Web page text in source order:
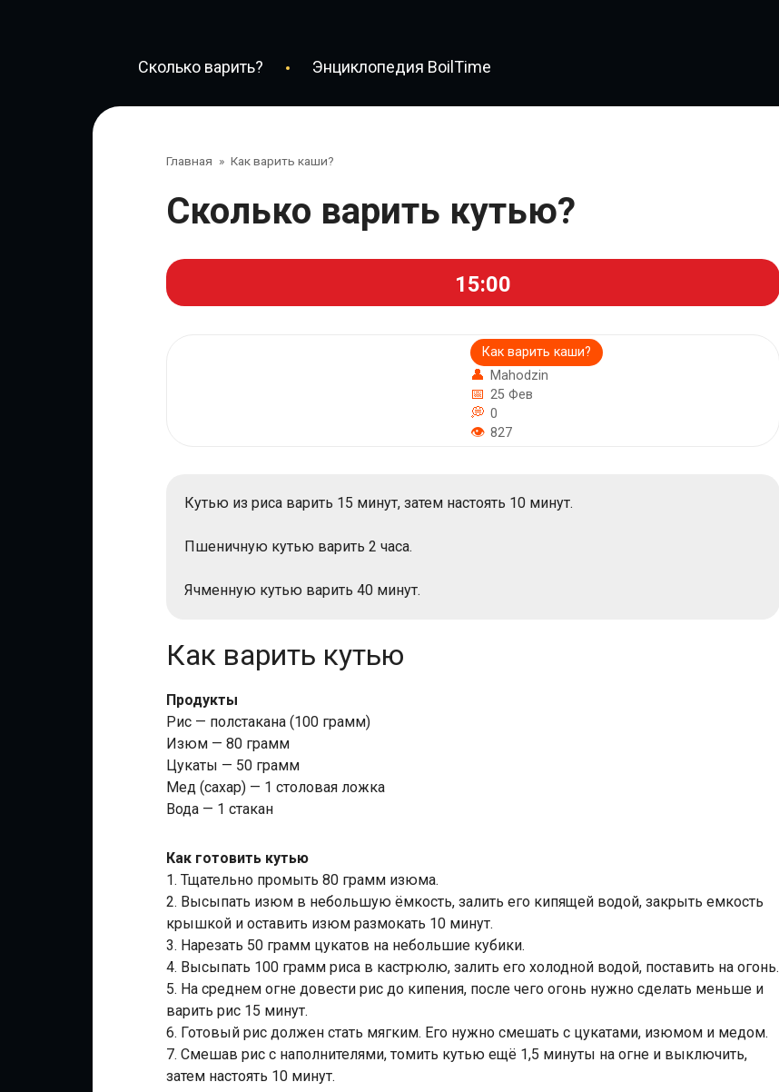
Сколько варить? Энциклопедия BoilTime
Главная » Как варить каши?
Сколько варить кутью?
15:00
Как варить каши?
Mahodzin
25 Фев
0
827
Кутью из риса варить 15 минут, затем настоять 10 минут.
Пшеничную кутью варить 2 часа.
Ячменную кутью варить 40 минут.
Как варить кутью
Продукты
Рис — полстакана (100 грамм)
Изюм — 80 грамм
Цукаты — 50 грамм
Мед (сахар) — 1 столовая ложка
Вода — 1 стакан
Как готовить кутью
1. Тщательно промыть 80 грамм изюма.
2. Высыпать изюм в небольшую ёмкость, залить его кипящей водой, закрыть емкость
крышкой и оставить изюм размокать 10 минут.
3. Нарезать 50 грамм цукатов на небольшие кубики.
4. Высыпать 100 грамм риса в кастрюлю, залить его холодной водой, поставить на огонь.
5. На среднем огне довести рис до кипения, после чего огонь нужно сделать меньше и
варить рис 15 минут.
6. Готовый рис должен стать мягким. Его нужно смешать с цукатами, изюмом и медом.
7. Смешав рис с наполнителями, томить кутью ещё 1,5 минуты на огне и выключить,
затем настоять 10 минут.